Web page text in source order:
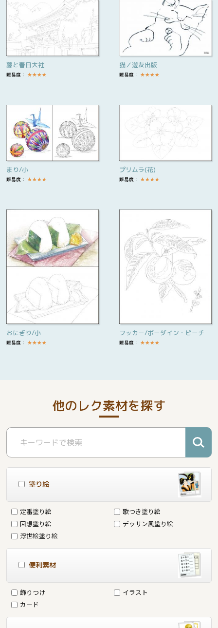
藤と春日大社
難易度： ★★★★
猫／遊友出版
難易度： ★★★★
まり/小
難易度： ★★★★
プリムラ(花)
難易度： ★★★★
おにぎり/小
難易度： ★★★★
フッカー/ボーダイン・ピーチ
難易度： ★★★★
他のレク素材を探す
塗り絵
定番塗り絵
歌つき塗り絵
回想塗り絵
デッサン風塗り絵
浮世絵塗り絵
便利素材
飾りつけ
イラスト
カード